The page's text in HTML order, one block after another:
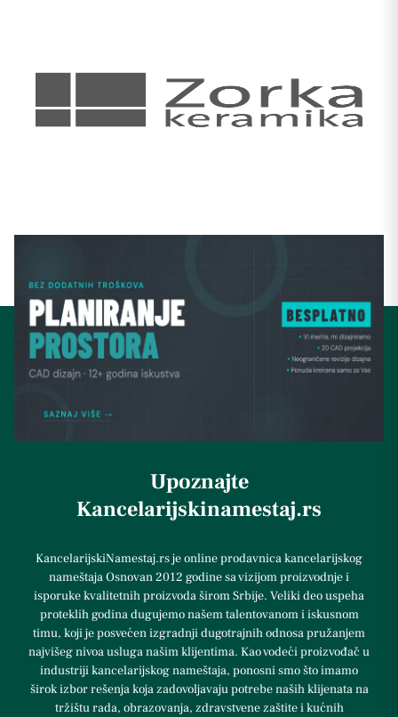
Upoznajte
Kancelarijskinamestaj.rs
KancelarijskiNamestaj.rs je online prodavnica kancelarijskog
nameštaja Osnovan 2012 godine sa vizijom proizvodnje i
isporuke kvalitetnih proizvoda širom Srbije. Veliki deo uspeha
proteklih godina dugujemo našem talentovanom i iskusnom
timu, koji je posvećen izgradnji dugotrajnih odnosa pružanjem
najvišeg nivoa usluga našim klijentima. Kao vodeći proizvođač u
industriji kancelarijskog nameštaja, ponosni smo što imamo
širok izbor rešenja koja zadovoljavaju potrebe naših klijenata na
tržištu rada, obrazovanja, zdravstvene zaštite i kućnih